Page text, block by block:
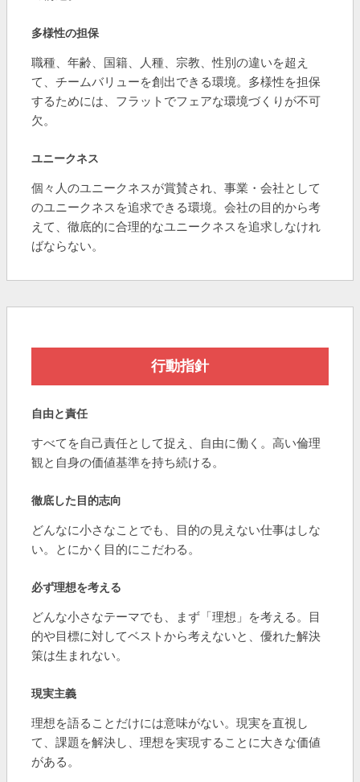
多様性の担保
職種、年齢、国籍、人種、宗教、性別の違いを超え
て、チームバリューを創出できる環境。多様性を担保
するためには、フラットでフェアな環境づくりが不可
欠。
ユニークネス
個々人のユニークネスが賞賛され、事業・会社として
のユニークネスを追求できる環境。会社の目的から考
えて、徹底的に合理的なユニークネスを追求しなけれ
ばならない。
行動指針
自由と責任
すべてを自己責任として捉え、自由に働く。高い倫理
観と自身の価値基準を持ち続ける。
徹底した目的志向
どんなに小さなことでも、目的の見えない仕事はしな
い。とにかく目的にこだわる。
必ず理想を考える
どんな小さなテーマでも、まず「理想」を考える。目
的や目標に対してベストから考えないと、優れた解決
策は生まれない。
現実主義
理想を語ることだけには意味がない。現実を直視し
て、課題を解決し、理想を実現することに大きな価値
がある。